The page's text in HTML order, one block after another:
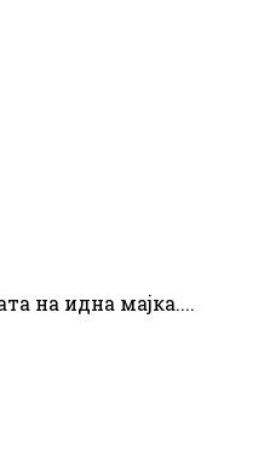
на идна мајка....